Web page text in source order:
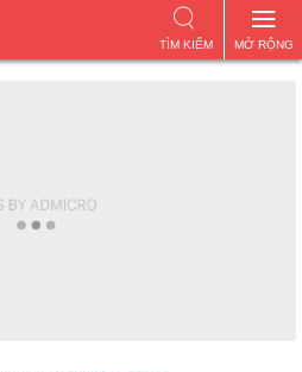
MỞ RỘNG
TÌM KIẾM